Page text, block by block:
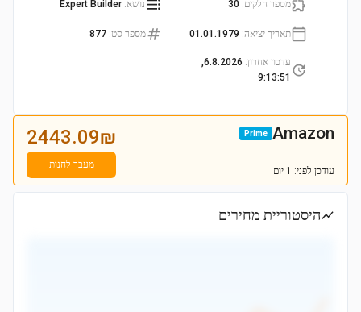
מספר חלקים:
30 נושא:
Expert Builder
תאריך יציאה:
01.01.1979 מספר סט:
877
עדכון אחרון:
6.8.2026,
9:13:51
Amazon
Prime
עודכן לפני: 1 יום
2443.09₪
מעבר לחנות
היסטוריית מחירים